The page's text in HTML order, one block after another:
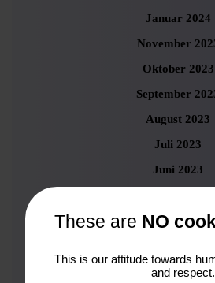
Januar 2024
November
Oktober 2023
September
August 2023
Juli 2023
Juni 2023
April 2023
Februar 2023
These are NO
This is our attitude towards
and respect.